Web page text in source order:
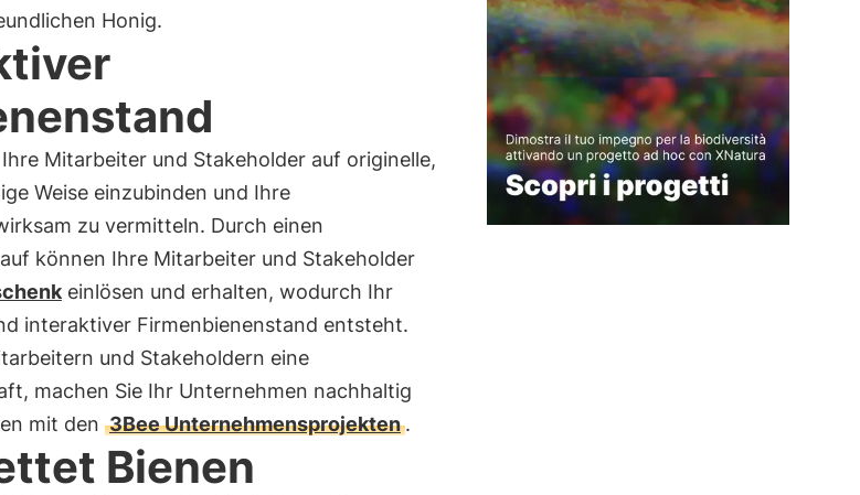
Honig.
Mitarbeiter und Stakeholder auf originelle,
Weise einzubinden und Ihre
zu vermitteln. Durch einen
können Ihre Mitarbeiter und Stakeholder
einlösen und erhalten, wodurch Ihr
interaktiver Firmenbienenstand entsteht.
und Stakeholdern eine
machen Sie Ihr Unternehmen nachhaltig
mit den 3Bee Unternehmensprojekten.
Bienen